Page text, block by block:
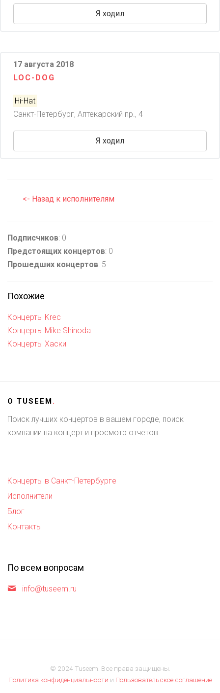
Я ходил
17 августа 2018
LOC-DOG
Hi-Hat
Санкт-Петербург, Аптекарский пр., 4
Я ходил
<- Назад к исполнителям
Подписчиков: 0
Предстоящих концертов: 0
Прошедших концертов: 5
Похожие
Концерты Krec
Концерты Mike Shinoda
Концерты Хаски
О TUSEEM.
Поиск лучших концертов в вашем городе, поиск
компании на концерт и просмотр отчетов.
Концерты в Санкт-Петербурге
Исполнители
Блог
Контакты
По всем вопросам
info@tuseem.ru
© 2024 Tuseem. Все права защищены.
Политика конфиденциальности и Пользовательское соглашение